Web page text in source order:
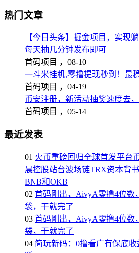
热门文章
【今日头条】掘金项目，实现
每天抽几分钟发布即可
首码项目 ， 08-10
一斗米挂机,零撸提现秒到！最
首码项目 ， 04-19
币安注册，新活动抽奖速度去
首码项目 ， 05-14
最近发表
01 火币重磅回归全球首发平台
晨控股站台波场链TRX资本背
BNB和OKB
02 首码刚出，AivyA零撸4位数
袋，干就完了
03 首码刚出，AivyA零撸4位数
袋，干就完了
04 简玩新码：0撸看广有保底